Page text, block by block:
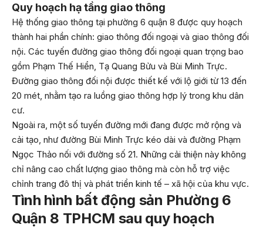
Quy hoạch hạ tầng giao thông
Hệ thống giao thông tại phường 6 quận 8 được quy hoạch
thành hai phần chính: giao thông đối ngoại và giao thông đối
nội. Các tuyến đường giao thông đối ngoại quan trọng bao
gồm Phạm Thế Hiển, Tạ Quang Bửu và Bùi Minh Trực.
Đường giao thông đối nội được thiết kế với lộ giới từ 13 đến
20 mét, nhằm tạo ra luồng giao thông hợp lý trong khu dân
cư.
Ngoài ra, một số tuyến đường mới đang được mở rộng và
cải tạo, như đường Bùi Minh Trực kéo dài và đường Phạm
Ngọc Thảo nối với đường số 21. Những cải thiện này không
chỉ nâng cao chất lượng giao thông mà còn hỗ trợ việc
chỉnh trang đô thị và phát triển kinh tế – xã hội của khu vực.
Tình hình bất động sản Phường 6
Quận 8 TPHCM sau quy hoạch